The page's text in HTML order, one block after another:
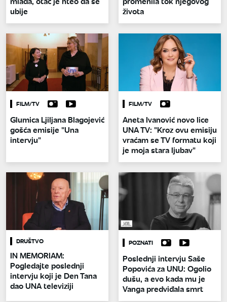
ubije
života
FILM/TV
Glumica Ljiljana Blagojević
gošća emisije "Una
intervju"
FILM/TV
Aneta Ivanović novo lice
UNA TV: "Kroz ovu emisiju
vraćam se TV formatu koji
je moja stara ljubav"
DRUŠTVO
IN MEMORIAM:
Pogledajte poslednji
intervju koji je Den Tana
dao UNA televiziji
POZNATI
Poslednji intervju Saše
Popovića za UNU: Ogolio
dušu, a evo kada mu je
Vanga predviđala smrt